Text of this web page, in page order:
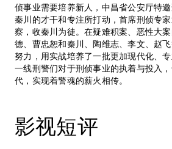
侦事业需要培养新人，中昌省公安厅特
秦川的才干和专注所打动，首席刑侦专
察，收秦川为徒。在疑难积案、恶性大
德、曹忠恕和秦川、陶维志、李文、赵
努力，用实战培养了一批更加现代化、专
一线刑警们对于刑侦事业的执着与投入
代，实现着警魂的薪火相传。
影视短评